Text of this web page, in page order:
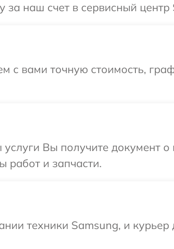
наш счет в сервисный центр
с вами точную стоимость,
Вы получите документ
работ и запчасти.
техники Samsung, и курьер